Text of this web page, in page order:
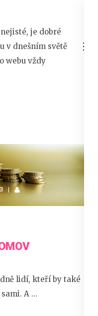
je dobré
v dnešním světě
webu vždy
lidí, kteří by také
A …